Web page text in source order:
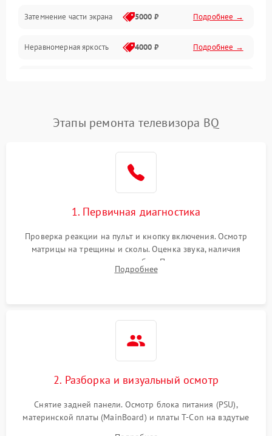
Механические повреждения
Программное обеспечение
Сеть и подключения
Затемнение части экрана 5000 ₽ Подробнее →
Неравномерная яркость 4000 ₽ Подробнее →
Этапы ремонта телевизора BQ
1. Первичная диагностика
Проверка реакции на пульт и кнопку включения. Осмотр
матрицы на трещины и сколы. Оценка звука, наличия
подсветки и индикаторов ошибок. Подключение тестовых
источников сигнала для выявления симптомов поломки.
Подробнее
2. Разборка и визуальный осмотр
Снятие задней панели. Осмотр блока питания (PSU),
материнской платы (MainBoard) и платы T-Con на вздутые